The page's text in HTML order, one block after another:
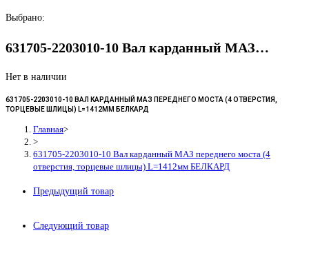
Выбрано:
631705-2203010-10 Вал карданный МАЗ…
Нет в наличии
631705-2203010-10 ВАЛ КАРДАННЫЙ МАЗ ПЕРЕДНЕГО МОСТА (4 ОТВЕРСТИЯ,
ТОРЦЕВЫЕ ШЛИЦЫ) L=1412ММ БЕЛКАРД
Главная>
>
631705-2203010-10 Вал карданный МАЗ переднего моста (4
отверстия, торцевые шлицы) L=1412мм БЕЛКАРД
Предыдущий товар
Следующий товар